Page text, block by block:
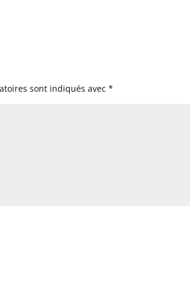
sont indiqués avec*